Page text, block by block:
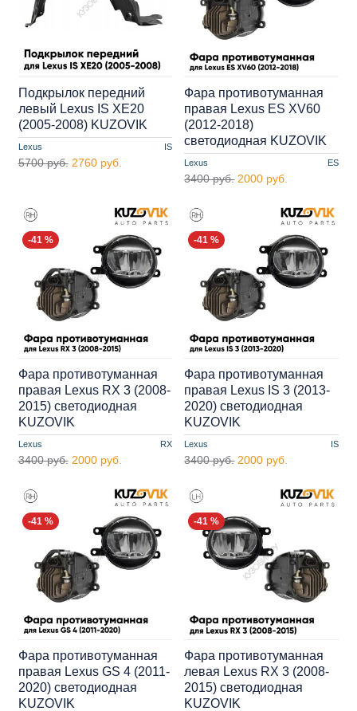
Lexus IS
Подкрылок передний
левый Lexus IS XE20
(2005-2008) KUZOVIK
5700 руб. 2760 руб. Lexus ES
Фара противотуманная
правая Lexus ES XV60
(2012-2018)
cветодиодная KUZOVIK
3400 руб. 2000 руб.
-41 %
Lexus RX
Фара противотуманная
правая Lexus RX 3 (2008-
2015) cветодиодная
KUZOVIK
3400 руб. 2000 руб.
-41 %
Lexus IS
Фара противотуманная
правая Lexus IS 3 (2013-
2020) cветодиодная
KUZOVIK
3400 руб. 2000 руб.
-41 %
Фара противотуманная
правая Lexus GS 4 (2011-
2020) cветодиодная
KUZOVIK
-41 %
Фара противотуманная
левая Lexus RX 3 (2008-
2015) cветодиодная
KUZOVIK